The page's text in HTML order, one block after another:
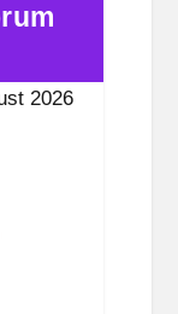
2026